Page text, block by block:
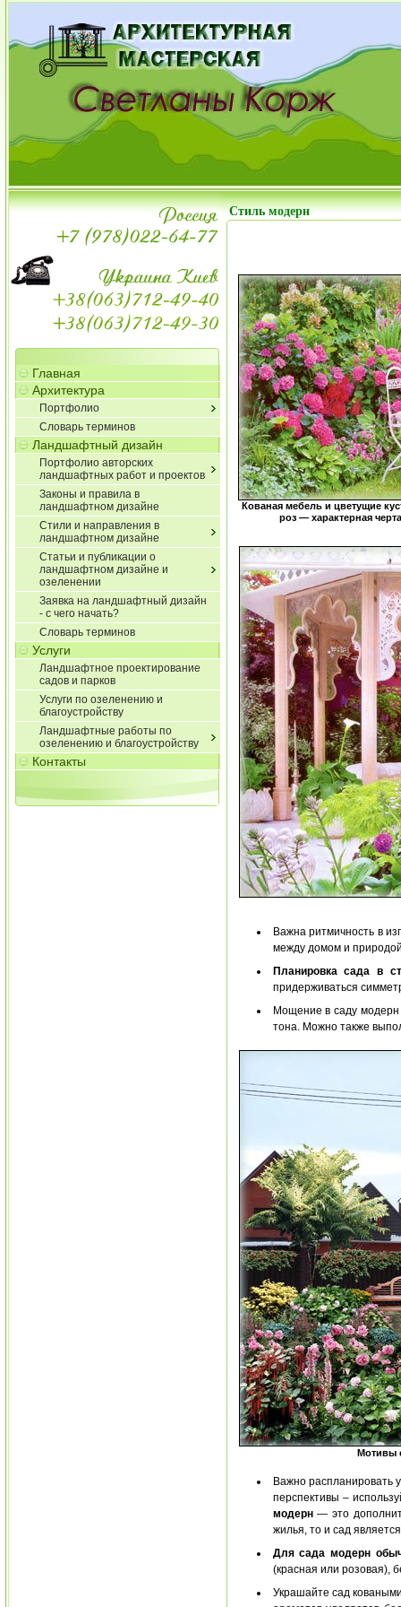
Главная
Архитектура
Портфолио
Словарь терминов
Ландшафтный дизайн
Портфолио авторских
ландшафтных работ и проектов
Законы и правила в
ландшафтном дизайне
Стили и направления в
ландшафтном дизайне
Статьи и публикации о
ландшафтном дизайне и
озеленении
Заявка на ландшафтный дизайн
- с чего начать?
Словарь терминов
Услуги
Ландшафтное проектирование
садов и парков
Услуги по озеленению и
благоустройству
Ландшафтные работы по
озеленению и благоустройству
Контакты
Стиль модерн
Кованая мебель и цветущие
роз — характерная
Важна ритмичность в
между домом и
Планировка сада в
придерживаться
Мощение в саду модерн
тона. Можно также
Мотивы
Важно распланировать
перспективы –
модерн— это
жилья, то и сад
Для сада модерн
(красная или розовая),
Украшайте сад